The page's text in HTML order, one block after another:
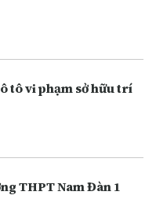
tô vi phạm sở hữu trí
THPT Nam Đàn 1